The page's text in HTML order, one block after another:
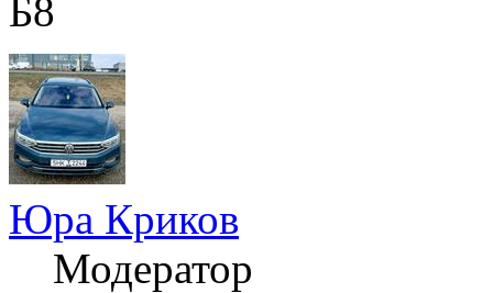
Б8
Юра Криков
Модератор